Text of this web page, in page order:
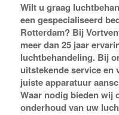
Wilt u graag
een gespecialiseerd
Rotterdam? Bij
meer dan 25 jaar
luchtbehandeling. Bij
uitstekende service en
juiste apparatuur
Waar nodig bieden wij
onderhoud van uw